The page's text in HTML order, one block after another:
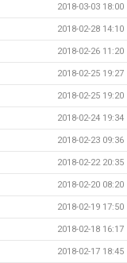
2018-03-03 18:00
2018-02-28 14:10
2018-02-26 11:20
2018-02-25 19:27
2018-02-25 19:20
2018-02-24 19:34
2018-02-23 09:36
2018-02-22 20:35
2018-02-20 08:20
2018-02-19 17:50
2018-02-18 16:17
2018-02-17 18:45